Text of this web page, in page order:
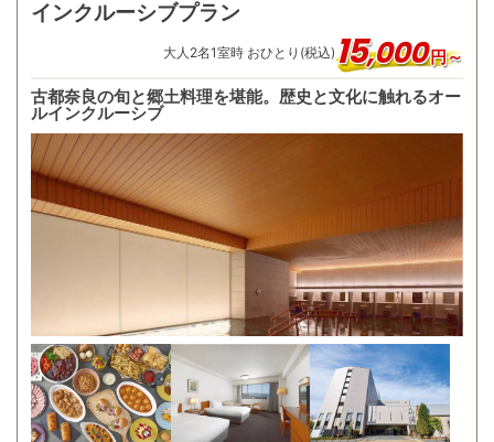
インクルーシブプラン
大人 2名1室時 おひとり(税込)15,000円～
古都奈良の旬と郷土料理を堪能。歴史と文化に触れるオー
ルインクルーシブ